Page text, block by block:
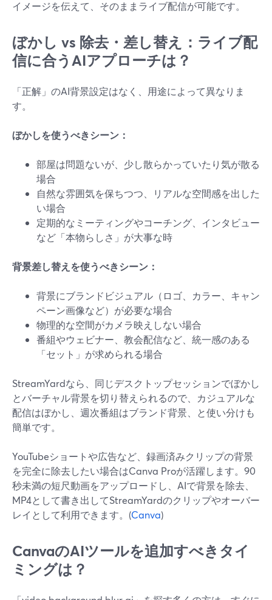
イメージを伝えて、そのままライブ配信が可能です。
ぼかし vs 除去・差し替え：ライブ配
信に合うAIアプローチは？
「正解」のAI背景設定はなく、用途によって異なりま
す。
ぼかしを使うべきシーン：
部屋は問題ないが、少し散らかっていたり気が散る
場合
自然な雰囲気を保ちつつ、リアルな空間感を出した
い場合
定期的なミーティングやコーチング、インタビュー
など「本物らしさ」が大事な時
背景差し替えを使うべきシーン：
背景にブランドビジュアル（ロゴ、カラー、キャン
ペーン画像など）が必要な場合
物理的な空間がカメラ映えしない場合
番組やウェビナー、教会配信など、統一感のある
「セット」が求められる場合
StreamYardなら、同じデスクトップセッションでぼかし
とバーチャル背景を切り替えられるので、カジュアルな
配信はぼかし、週次番組はブランド背景、と使い分けも
簡単です。
YouTubeショートや広告など、録画済みクリップの背景
を完全に除去したい場合はCanva Proが活躍します。90
秒未満の短尺動画をアップロードし、AIで背景を除去、
MP4として書き出してStreamYardのクリップやオーバー
レイとして利用できます。(Canva)
CanvaのAIツールを追加すべきタイ
ミングは？